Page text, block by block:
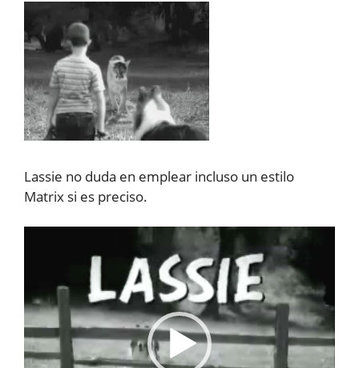
Lassie no duda en emplear incluso un estilo
Matrix si es preciso.